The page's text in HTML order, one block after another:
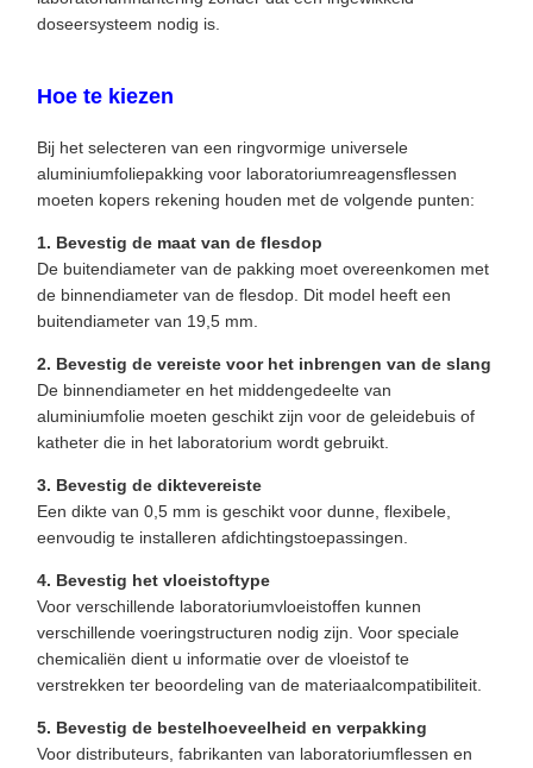
doseersysteem nodig is.
Hoe te kiezen
Bij het selecteren van een ringvormige universele
aluminiumfoliepakking voor laboratoriumreagensflessen
moeten kopers rekening houden met de volgende punten:
1. Bevestig de maat van de flesdop
De buitendiameter van de pakking moet overeenkomen met
de binnendiameter van de flesdop. Dit model heeft een
buitendiameter van 19,5 mm.
2. Bevestig de vereiste voor het inbrengen van de slang
De binnendiameter en het middengedeelte van
aluminiumfolie moeten geschikt zijn voor de geleidebuis of
katheter die in het laboratorium wordt gebruikt.
3. Bevestig de diktevereiste
Een dikte van 0,5 mm is geschikt voor dunne, flexibele,
eenvoudig te installeren afdichtingstoepassingen.
4. Bevestig het vloeistoftype
Voor verschillende laboratoriumvloeistoffen kunnen
verschillende voeringstructuren nodig zijn. Voor speciale
chemicaliën dient u informatie over de vloeistof te
verstrekken ter beoordeling van de materiaalcompatibiliteit.
5. Bevestig de bestelhoeveelheid en verpakking
Voor distributeurs, fabrikanten van laboratoriumflessen en